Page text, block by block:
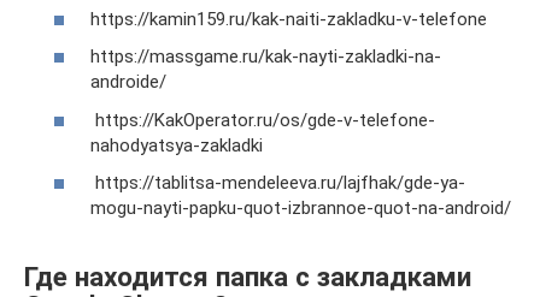
https://kamin159.ru/kak-naiti-zakladku-v-telefone
https://massgame.ru/kak-nayti-zakladki-na-
androide/
https://KakOperator.ru/os/gde-v-telefone-
nahodyatsya-zakladki
https://tablitsa-mendeleeva.ru/lajfhak/gde-ya-
mogu-nayti-papku-quot-izbrannoe-quot-na-android/
Где находится папка с закладками